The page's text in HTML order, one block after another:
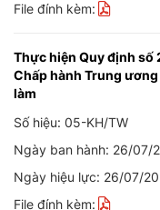
File đính kèm:
Thực hiện Quy định số
Chấp hành Trung
làm
Số hiệu: 05-KH/TW
Ngày ban hành: 26/07/
Ngày hiệu lực: 26/07/
File đính kèm: